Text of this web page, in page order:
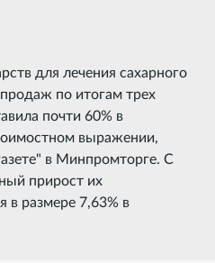
для лечения сахарного
по итогам трех
почти 60% в
выражении,
в Минпромторге. С
прирост их
в размере 7,63% в